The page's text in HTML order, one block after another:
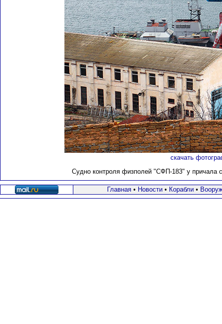
скачать
Судно контроля физполей "СФП-183" у причала
Главная• Новости• Корабли•